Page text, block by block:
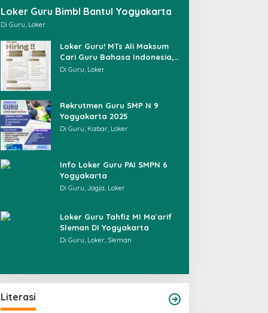
Loker Guru Bimbl Bantul Yogyakarta
Di Guru, Loker
Loker Guru! MTs Ali Maksum
Cari Guru Bahasa Indonesia,
IPS, hingga BK
Di Guru, Loker
Rekrutmen Guru SMP N 9
Yogyakarta 2025
Di Guru, Kabar, Loker
Info Loker Guru PAI SMPN 6
Yogyakarta
Di Guru, Jogja, Loker
Loker Guru Tahfiz MI Ma`arif
Sleman DI Yogyakarta
Di Guru, Loker, Sleman
Literasi
Sajak-Sajak Rudiana Ade Ginanjar